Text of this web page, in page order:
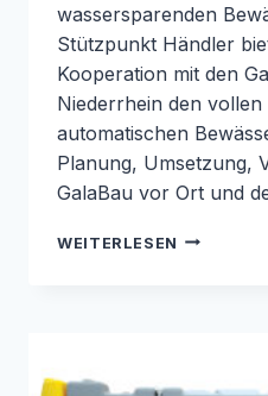
wassersparenden
Stützpunkt Händler
Kooperation mit den
Niederrhein den
automatischen
Planung, Umsetzung,
GalaBau vor Ort und
WEITERLESEN RAINBIRD